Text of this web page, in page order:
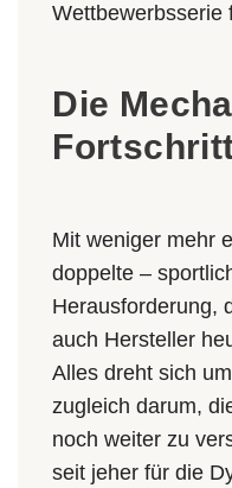
Wettbewerbsserie
Die
Mit weniger mehr
doppelte –
Herausforderung,
auch Hersteller
Alles dreht sich
zugleich darum,
noch weiter zu
seit jeher für die